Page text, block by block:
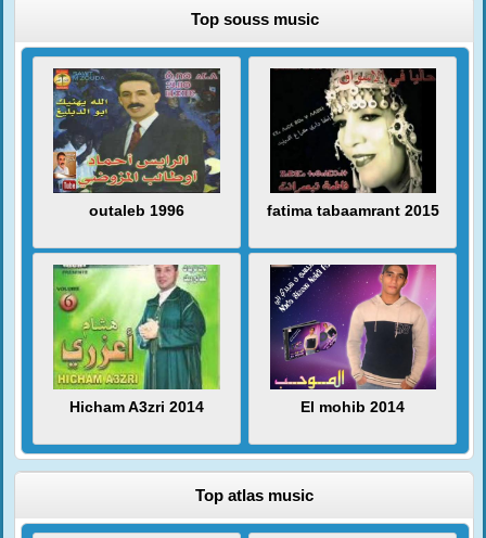
Top souss music
outaleb 1996 fatima tabaamrant 2015
Hicham A3zri 2014 El mohib 2014
Top atlas music